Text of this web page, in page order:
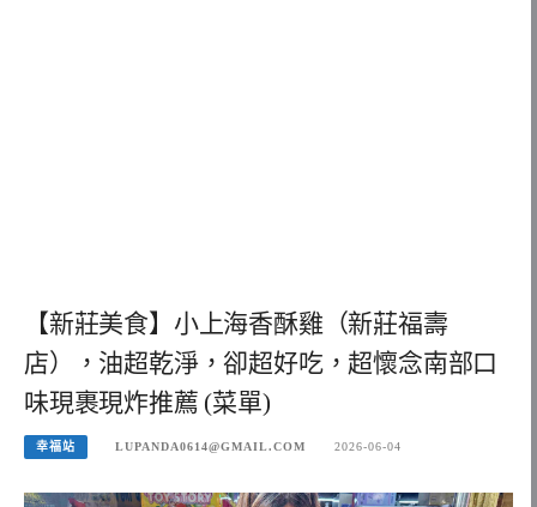
【新莊美食】小上海香酥雞（新莊福壽
店），油超乾淨，卻超好吃，超懷念南部口
味現裹現炸推薦 (菜單)
幸福站 LUPANDA0614@GMAIL.COM 2026-06-04